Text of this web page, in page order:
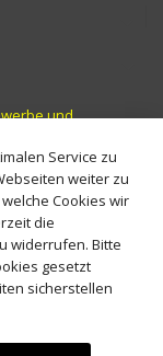
und
Service zu
weiter zu
Cookies wir
die
widerrufen. Bitte
gesetzt
sicherstellen